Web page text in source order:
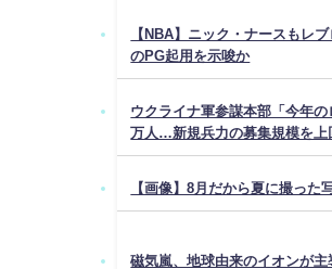
【NBA】ニック・ナースもレ
のPG起用を示唆か
ウクライナ軍参謀本部「今年
万人…新規兵力の募集規模を上
【画像】8月だから夏に撮った
磁気嵐、地球由来のイオンが